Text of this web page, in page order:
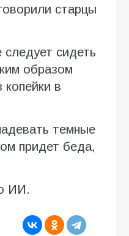
старцы
сидеть
образом
в
темные
придет беда,
ИИ.